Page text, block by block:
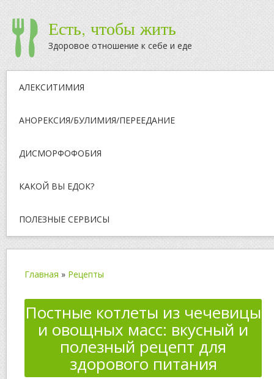
Есть, чтобы жить
Здоровое отношение к себе и еде
АЛЕКСИТИМИЯ
АНОРЕКСИЯ/БУЛИМИЯ/ПЕРЕЕДАНИЕ
ДИСМОРФОФОБИЯ
КАКОЙ ВЫ ЕДОК?
ПОЛЕЗНЫЕ СЕРВИСЫ
Главная » Рецепты
Постные котлеты из чечевицы
и овощных масс: вкусный и
полезный рецепт для
здорового питания